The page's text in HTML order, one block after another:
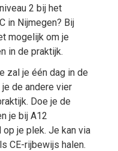
2 bij het
in Nijmegen? Bij
mogelijk om je
in de praktijk.
zal je één dag in de
de andere vier
Doe je de
je bij A12
je plek. Je kan via
CE-rijbewijs halen.